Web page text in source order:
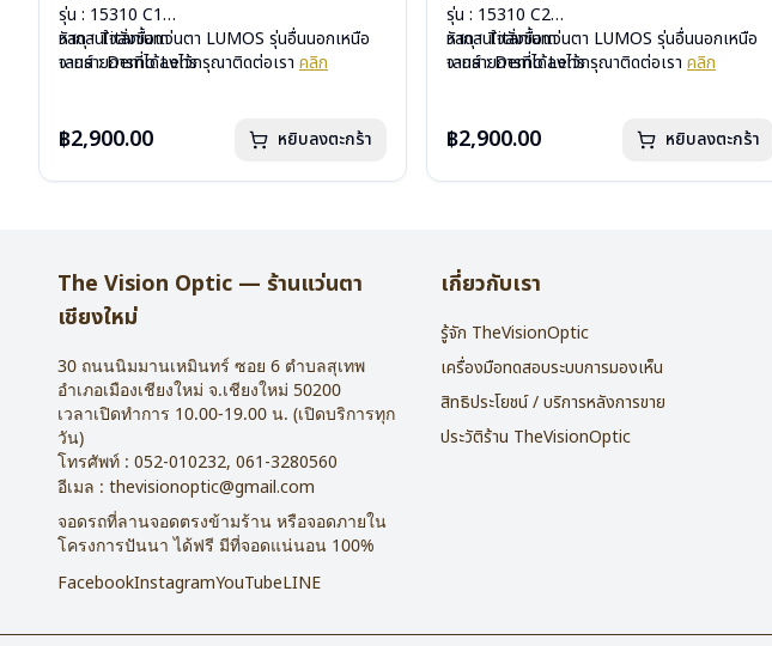
รุ่น : 15310 C1
วัสดุ : Titanium
เลนส์ : Demo Lens
อุปกรณ์ : กล่องแว่น , ผ้าเช็ดแว่น
หากสนใจสั่งชื้อแว่นตา LUMOS รุ่นอื่นนอกเหนือ
จากรายการที่ได้ลงไว้กรุณาติดต่อเรา คลิก
฿2,900.00 หยิบลงตะกร้า
รุ่น : 15310 C2
วัสดุ : Titanium
เลนส์ : Demo Lens
อุปกรณ์ : กล่องแว่น , ผ้าเช็ดแว่น
หากสนใจสั่งชื้อแว่นตา LUMOS รุ่นอื่นนอกเหนือ
จากรายการที่ได้ลงไว้กรุณาติดต่อเรา คลิก
฿2,900.00 หยิบลงตะกร้า
The Vision Optic — ร้านแว่นตา
เชียงใหม่
30 ถนนนิมมานเหมินทร์ ซอย 6 ตำบลสุเทพ
อำเภอเมืองเชียงใหม่ จ.เชียงใหม่ 50200
เวลาเปิดทำการ 10.00-19.00 น. (เปิดบริการทุก
วัน)
โทรศัพท์ : 052-010232, 061-3280560
อีเมล : thevisionoptic@gmail.com
จอดรถที่ลานจอดตรงข้ามร้าน หรือจอดภายใน
โครงการปันนา ได้ฟรี มีที่จอดแน่นอน 100%
FacebookInstagramYouTubeLINE
เกี่ยวกับเรา
รู้จัก TheVisionOptic
เครื่องมือทดสอบระบบการมองเห็น
สิทธิประโยชน์ / บริการหลังการขาย
ประวัติร้าน TheVisionOptic